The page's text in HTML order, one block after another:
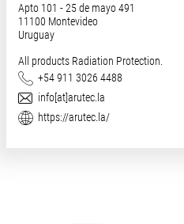
Apto 101 - 25 de mayo 491
11100 Montevideo
Uruguay
All products Radiation Protection.
Téléphone
+54 911 3026 4488
E-Mail
info[at]arutec.la
Site web
https://arutec.la/